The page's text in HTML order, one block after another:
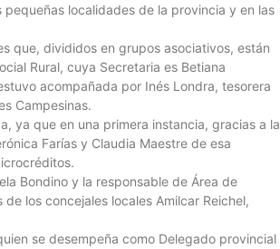
localidades de la provincia y en las
que, divididos en grupos asociativos, están
Rural, cuya Secretaria es Betiana
acompañada por Inés Londra, tesorera
Campesinas.
ya que en una primera instancia, gracias a la
Farías y Claudia Maestre de esa
Bondino y la responsable de Área de
los concejales locales Amilcar Reichel,
se desempeña como Delegado provincial